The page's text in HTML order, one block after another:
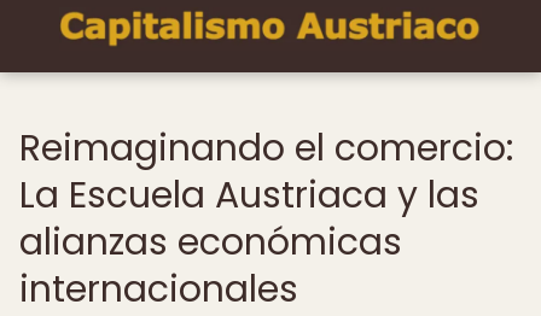
Reimaginando el comercio:
La Escuela Austriaca y las
alianzas económicas
internacionales